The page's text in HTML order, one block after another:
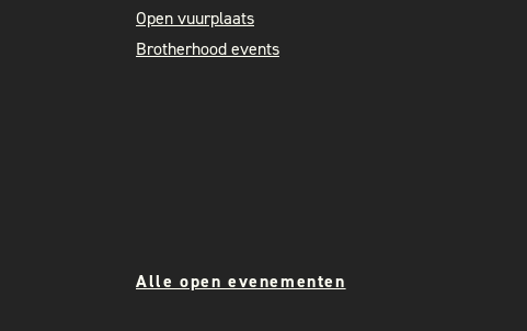
Open vuurplaats
Brotherhood events
Alle open evenementen